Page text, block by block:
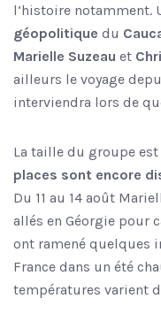
l’histoire notamment.
géopolitique du
Marielle Suzeau et
ailleurs le voyage
interviendra lors de
La taille du groupe est
places sont encore
Du 11 au 14 août
allés en Géorgie pour
ont ramené quelques
France dans un été
températures varient